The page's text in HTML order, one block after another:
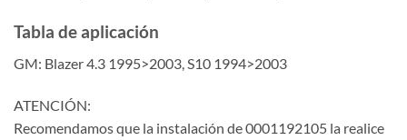
Tabla de aplicación
GM: Blazer 4.3 1995>2003, S10 1994>2003
ATENCIÓN:
Recomendamos que la instalación de 0001192105 la realice